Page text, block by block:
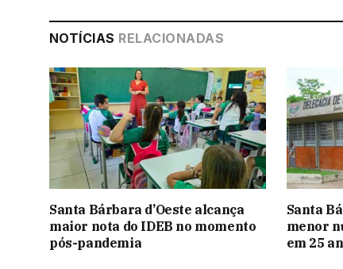
NOTÍCIAS RELACIONADAS
Santa Bárbara d’Oeste alcança
maior nota do IDEB no momento
pós-pandemia
Santa
menor
em 25